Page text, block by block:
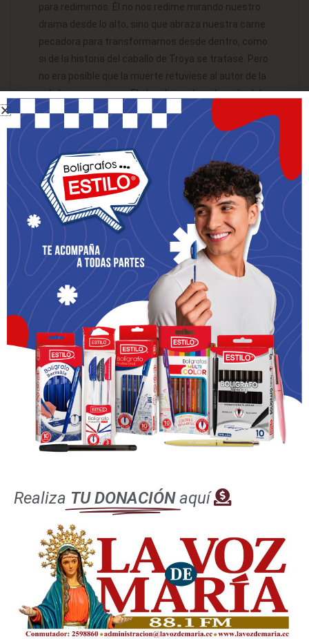
para redimirnos. Él no nos redime mirando nuestro
drama desde lo alto, sino que abraza nuestra carne
pecadora para transformarnos desde dentro; como
si de la historia del caballo de Troya se tratase. Pero
no era posible que la muerte retuviese al autor de la
vida bajo sus garras. El plan divino de redención del
mundo asumió nuestra noche, para transformarla
en luz. Cristo “se hizo pecado” (2 Cor 5, 21), y
padeció bajo el poder de la muerte, para vencer al
enemigo en su propio terreno. La Resurrección de
Cristo transformó la noche en día; la gracia vence al
pecado y la Vida derrota a la muerte.
Realiza TU DONACIÓN aquí